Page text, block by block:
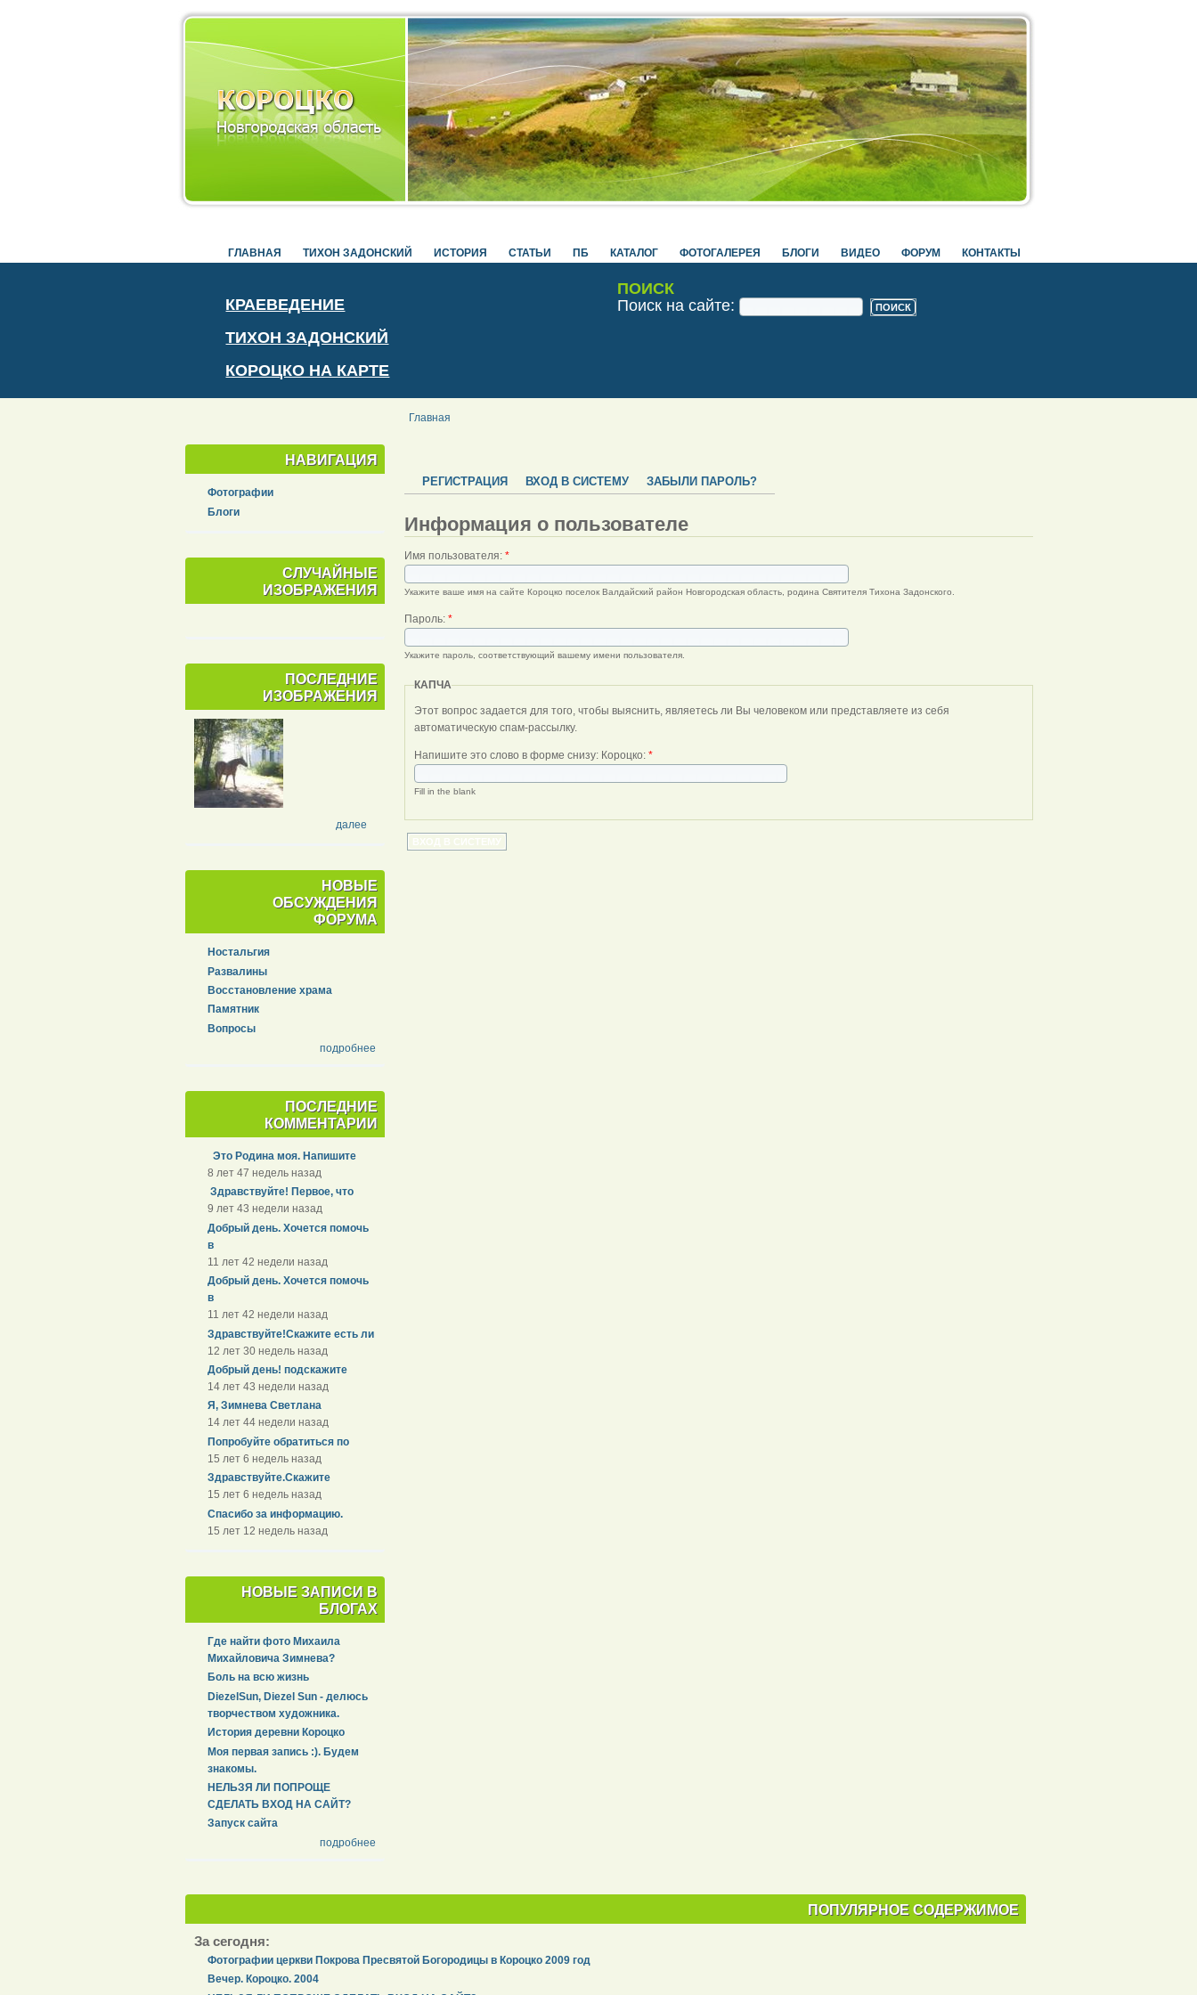
ГЛАВНАЯ ТИХОН ЗАДОНСКИЙ ИСТОРИЯ СТАТЬИ ПБ КАТАЛОГ ФОТОГАЛЕРЕЯ БЛОГИ ВИДЕО ФОРУМ КОНТАКТЫ
КРАЕВЕДЕНИЕ
ТИХОН ЗАДОНСКИЙ
КОРОЦКО НА КАРТЕ
ПОИСК
Поиск на сайте:
Главная
НАВИГАЦИЯ
Фотографии
Блоги
СЛУЧАЙНЫЕ
ИЗОБРАЖЕНИЯ
ПОСЛЕДНИЕ
ИЗОБРАЖЕНИЯ
далее
НОВЫЕ
ОБСУЖДЕНИЯ
ФОРУМА
Ностальгия
Развалины
Восстановление храма
Памятник
Вопросы
подробнее
ПОСЛЕДНИЕ
КОММЕНТАРИИ
Это Родина моя. Напишите
8 лет 47 недель назад
Здравствуйте! Первое, что
9 лет 43 недели назад
Добрый день. Хочется помочь
в
11 лет 42 недели назад
Добрый день. Хочется помочь
в
11 лет 42 недели назад
Здравствуйте!Скажите есть ли
12 лет 30 недель назад
Добрый день! подскажите
14 лет 43 недели назад
Я, Зимнева Светлана
14 лет 44 недели назад
Попробуйте обратиться по
15 лет 6 недель назад
Здравствуйте.Скажите
15 лет 6 недель назад
Спасибо за информацию.
15 лет 12 недель назад
НОВЫЕ ЗАПИСИ В
БЛОГАХ
Где найти фото Михаила
Михайловича Зимнева?
Боль на всю жизнь
DiezelSun, Diezel Sun - делюсь
творчеством художника.
История деревни Короцко
Моя первая запись :). Будем
знакомы.
НЕЛЬЗЯ ЛИ ПОПРОЩЕ
СДЕЛАТЬ ВХОД НА САЙТ?
Запуск сайта
подробнее
РЕГИСТРАЦИЯ ВХОД В СИСТЕМУ ЗАБЫЛИ ПАРОЛЬ?
Информация о пользователе
Имя пользователя: *
Укажите ваше имя на сайте Короцко поселок Валдайский район Новгородская область, родина Cвятителя Тихона Задонского.
Пароль: *
Укажите пароль, соответствующий вашему имени пользователя.
КАПЧА
Этот вопрос задается для того, чтобы выяснить, являетесь ли Вы человеком или представляете из себя
автоматическую спам-рассылку.
Напишите это слово в форме снизу: Короцко: *
Fill in the blank
ПОПУЛЯРНОЕ СОДЕРЖИМОЕ
За сегодня:
Фотографии церкви Покрова Пресвятой Богородицы в Короцко 2009 год
Вечер. Короцко. 2004